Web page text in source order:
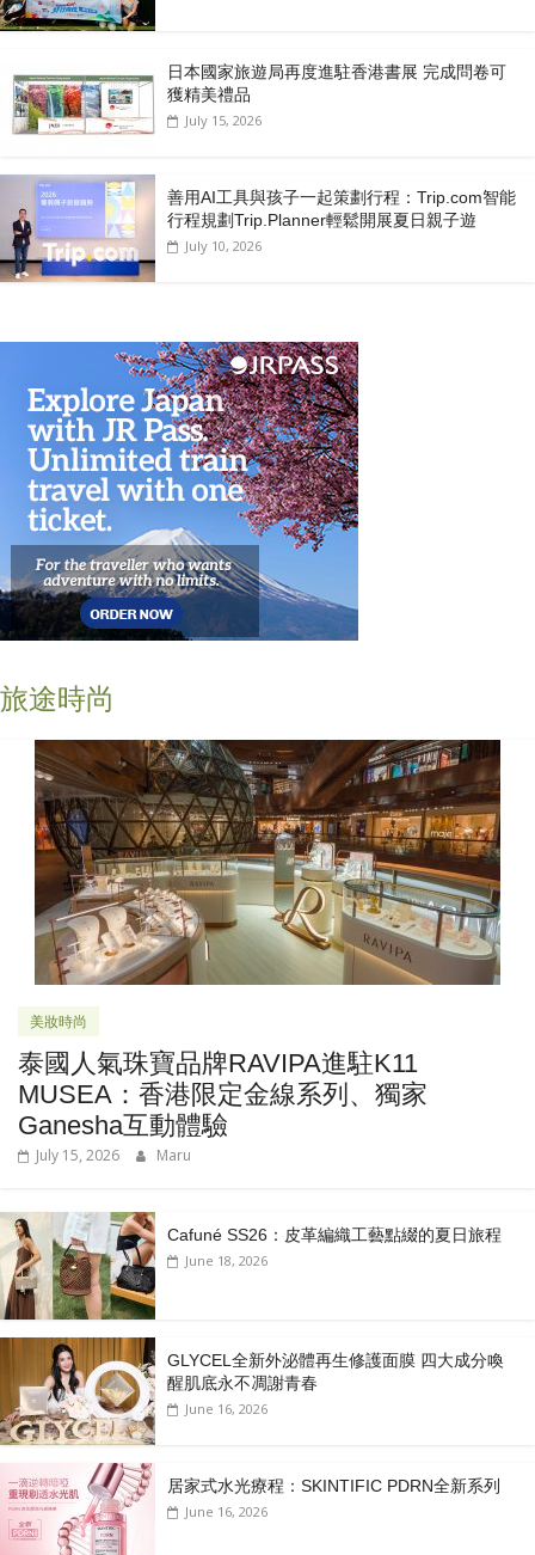
日本國家旅遊局再度進駐香港書展 完成問卷可
獲精美禮品
July 15, 2026
善用AI工具與孩子一起策劃行程：Trip.com智能
行程規劃Trip.Planner輕鬆開展夏日親子遊
July 10, 2026
旅途時尚
美妝時尚
泰國人氣珠寶品牌RAVIPA進駐K11
MUSEA：香港限定金線系列、獨家
Ganesha互動體驗
July 15, 2026 Maru
Cafuné SS26：皮革編織工藝點綴的夏日旅程
June 18, 2026
GLYCEL全新外泌體再生修護面膜 四大成分喚
醒肌底永不凋謝青春
June 16, 2026
居家式水光療程：SKINTIFIC PDRN全新系列
June 16, 2026